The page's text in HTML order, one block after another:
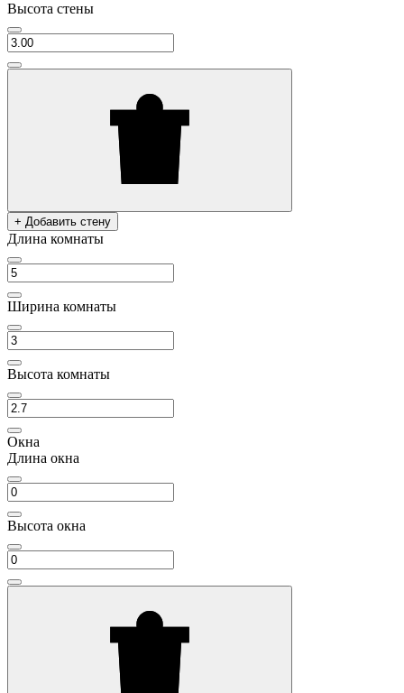
Высота стены
+ Добавить стену
Длина комнаты
Ширина комнаты
Высота комнаты
Окна
Длина окна
Высота окна